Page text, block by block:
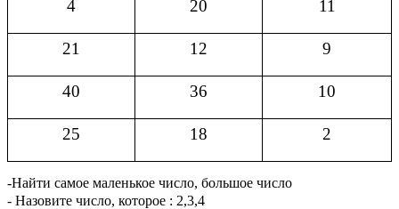
4 20 11
21 12 9
40 36 10
25 18 2
-Найти самое маленькое число, большое число
- Назовите число, которое : 2,3,4